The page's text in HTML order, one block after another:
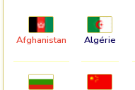
Afghanistan Algérie